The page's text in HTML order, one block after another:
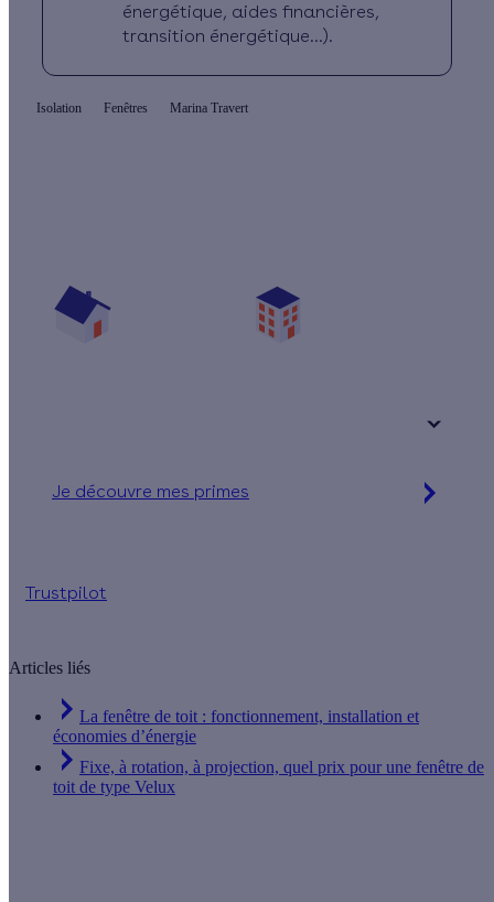
énergétique, aides financières,
transition énergétique...).
Isolation Fenêtres Marina Travert
Je découvre mes primes
Trustpilot
Articles liés
La fenêtre de toit : fonctionnement, installation et
économies d’énergie
Fixe, à rotation, à projection, quel prix pour une fenêtre de
toit de type Velux